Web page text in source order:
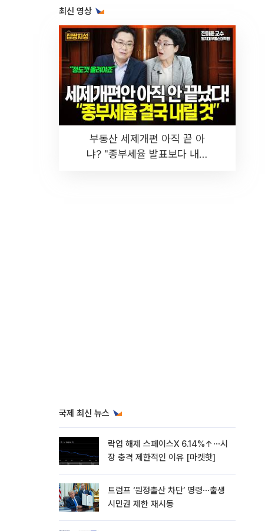
최신 영상
부동산 세제개편 아직 끝 아
냐? "종부세율 발표보다 내릴
국제 최신 뉴스
락업 해제 스페이스X 6.14%↑⋯시
장 충격 제한적인 이유 [마켓핫]
트럼프 ‘원정출산 차단’ 명령⋯출생
시민권 제한 재시동